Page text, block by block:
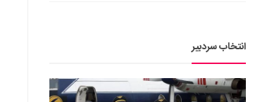
انتخاب سردبیر